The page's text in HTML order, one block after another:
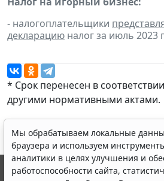
- налогоплательщики
декларацию налог за июль 2023
* Срок перенесен в
другими нормативными актами.
Мы обрабатываем локальные
браузера и используем
аналитики в целях улучшения и
работоспособности сайта,